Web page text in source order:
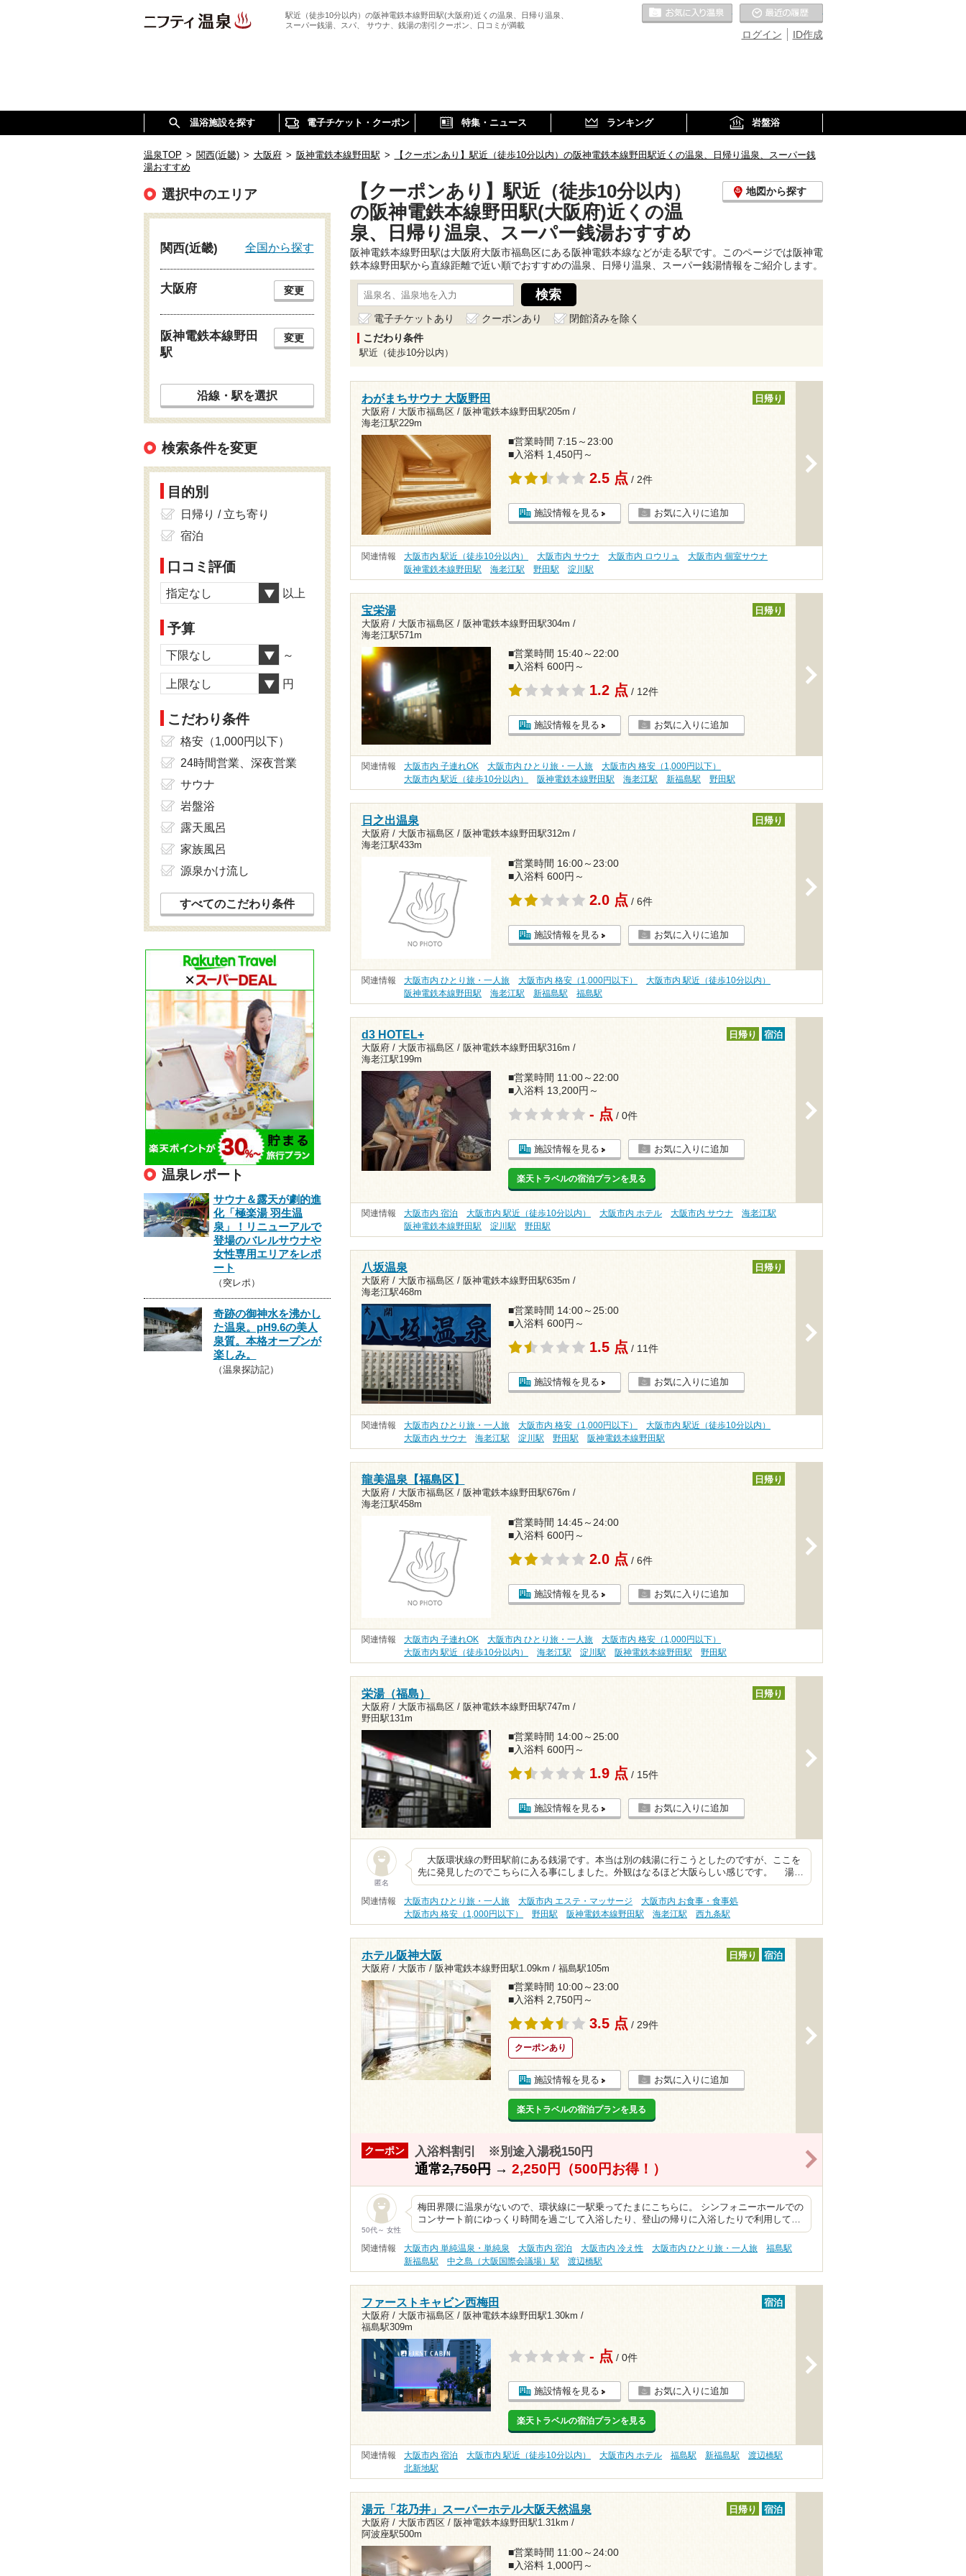
駅近（徒歩10分以内）の阪神電鉄本線野田駅(大阪府)近くの温泉、日帰り温泉、
スーパー銭湯、スパ、 サウナ、銭湯の割引クーポン、口コミが満載
ID作成
ログイン
お気に入りの温泉
温浴施設を探す 電子チケット・クーポン 特集・ニュース ランキング 岩盤浴
温泉TOP > 関西(近畿) > 大阪府 > 阪神電鉄本線野田駅 >
【クーポンあり】駅近（徒歩10分以内）の阪神電鉄本線野田駅近くの温泉、日帰り温泉、スーパー銭
湯おすすめ
【クーポンあり】駅近（徒歩10分以内）
の阪神電鉄本線野田駅(大阪府)近くの温
泉、日帰り温泉、スーパー銭湯おすすめ
地図から探す
阪神電鉄本線野田駅は大阪府大阪市福島区にある阪神電鉄本線などが走る駅です。このページでは阪神電
鉄本線野田駅から直線距離で近い順でおすすめの温泉、日帰り温泉、スーパー銭湯情報をご紹介します。
電子チケットあり クーポンあり
閉館済みを除く
こだわり条件
駅近（徒歩10分以内）
わがまちサウナ 大阪野田
大阪府 / 大阪市福島区 / 阪神電鉄本線野田駅205m /
海老江駅229m
日帰り
■営業時間 7:15～23:00
■入浴料 1,450円～
2.5 点 / 2件
施設情報を見る お気に入りに追加
関連情報 大阪市内 駅近（徒歩10分以内） 大阪市内 サウナ 大阪市内 ロウリュ
大阪市内 個室サウナ
阪神電鉄本線野田駅
海老江駅 野田駅 淀川駅
宝栄湯
大阪府 / 大阪市福島区 / 阪神電鉄本線野田駅304m /
海老江駅571m
日帰り
■営業時間 15:40～22:00
■入浴料 600円～
1.2 点 / 12件
施設情報を見る お気に入りに追加
関連情報 大阪市内 子連れOK 大阪市内 ひとり旅・一人旅
大阪市内 格安（1,000円以下）
大阪市内 駅近（徒歩10分以内）
阪神電鉄本線野田駅 海老江駅 新福島駅 野田駅
日之出温泉
大阪府 / 大阪市福島区 / 阪神電鉄本線野田駅312m /
海老江駅433m
日帰り
■営業時間 16:00～23:00
■入浴料 600円～
2.0 点 / 6件
施設情報を見る お気に入りに追加
関連情報 大阪市内 ひとり旅・一人旅 大阪市内 格安（1,000円以下）
大阪市内 駅近（徒歩10分以内）
阪神電鉄本線野田駅
海老江駅 新福島駅 福島駅
d3 HOTEL+
大阪府 / 大阪市福島区 / 阪神電鉄本線野田駅316m /
海老江駅199m
日帰り 宿泊
■営業時間 11:00～22:00
■入浴料 13,200円～
- 点 / 0件
施設情報を見る お気に入りに追加
楽天トラベルの宿泊プランを見る
関連情報 大阪市内 宿泊 大阪市内 駅近（徒歩10分以内） 大阪市内 ホテル 大阪市内 サウナ
海老江駅
阪神電鉄本線野田駅
淀川駅 野田駅
八坂温泉
大阪府 / 大阪市福島区 / 阪神電鉄本線野田駅635m /
海老江駅468m
日帰り
■営業時間 14:00～25:00
■入浴料 600円～
1.5 点 / 11件
施設情報を見る お気に入りに追加
関連情報 大阪市内 ひとり旅・一人旅 大阪市内 格安（1,000円以下）
大阪市内 駅近（徒歩10分以内）
大阪市内 サウナ
海老江駅 淀川駅 野田駅 阪神電鉄本線野田駅
龍美温泉【福島区】
大阪府 / 大阪市福島区 / 阪神電鉄本線野田駅676m /
海老江駅458m
日帰り
■営業時間 14:45～24:00
■入浴料 600円～
2.0 点 / 6件
施設情報を見る お気に入りに追加
関連情報 大阪市内 子連れOK 大阪市内 ひとり旅・一人旅
大阪市内 格安（1,000円以下）
大阪市内 駅近（徒歩10分以内）
海老江駅 淀川駅 阪神電鉄本線野田駅 野田駅
栄湯（福島）
大阪府 / 大阪市福島区 / 阪神電鉄本線野田駅747m /
野田駅131m
日帰り
■営業時間 14:00～25:00
■入浴料 600円～
1.9 点 / 15件
施設情報を見る お気に入りに追加
匿名
大阪環状線の野田駅前にある銭湯です。本当は別の銭湯に行こうとしたのですが、ここを
先に発見したのでこちらに入る事にしました。外観はなるほど大阪らしい感じです。 湯…
関連情報 大阪市内 ひとり旅・一人旅 大阪市内 エステ・マッサージ
大阪市内 お食事・食事処
大阪市内 格安（1,000円以下）
野田駅 阪神電鉄本線野田駅 海老江駅 西九条駅
ホテル阪神大阪
大阪府 / 大阪市 / 阪神電鉄本線野田駅1.09km / 福島駅105m
日帰り 宿泊
■営業時間 10:00～23:00
■入浴料 2,750円～
3.5 点 / 29件
クーポンあり
施設情報を見る お気に入りに追加
楽天トラベルの宿泊プランを見る
クーポン 入浴料割引 ※別途入湯税150円
通常2,750円→ 2,250円（500円お得！）
>
50代～ 女性
梅田界隈に温泉がないので、環状線に一駅乗ってたまにこちらに。 シンフォニーホールでの
コンサート前にゆっくり時間を過ごして入浴したり、登山の帰りに入浴したりで利用して…
関連情報 大阪市内 単純温泉・単純泉 大阪市内 宿泊 大阪市内 冷え性 大阪市内 ひとり旅・一人旅
福島駅
新福島駅
中之島（大阪国際会議場）駅 渡辺橋駅
ファーストキャビン西梅田
大阪府 / 大阪市福島区 / 阪神電鉄本線野田駅1.30km /
福島駅309m
宿泊
- 点 / 0件
施設情報を見る お気に入りに追加
楽天トラベルの宿泊プランを見る
関連情報 大阪市内 宿泊 大阪市内 駅近（徒歩10分以内） 大阪市内 ホテル 福島駅 新福島駅
渡辺橋駅
北新地駅
湯元「花乃井」スーパーホテル大阪天然温泉
大阪府 / 大阪市西区 / 阪神電鉄本線野田駅1.31km /
阿波座駅500m
日帰り 宿泊
■営業時間 11:00～24:00
■入浴料 1,000円～
選択中のエリア
関西(近畿) 全国から探す
大阪府 変更
阪神電鉄本線野田
駅
変更
沿線・駅を選択
検索条件を変更
目的別
日帰り / 立ち寄り
宿泊
口コミ評価
指定なし 以上
予算
下限なし ～
上限なし 円
こだわり条件
格安（1,000円以下）
24時間営業、深夜営業
サウナ
岩盤浴
露天風呂
家族風呂
源泉かけ流し
すべてのこだわり条件
温泉レポート
サウナ＆露天が劇的進
化「極楽湯 羽生温
泉」！リニューアルで
登場のバレルサウナや
女性専用エリアをレポ
ート
（突レポ）
奇跡の御神水を沸かし
た温泉。pH9.6の美人
泉質。本格オープンが
楽しみ。
（温泉探訪記）